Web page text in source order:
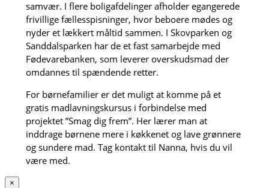
samvær. I flere boligafdelinger afholder egangerede
frivillige fællesspisninger, hvor beboere mødes og
nyder et lækkert måltid sammen. I Skovparken og
Sanddalsparken har de et fast samarbejde med
Fødevarebanken, som leverer overskudsmad der
omdannes til spændende retter.
For børnefamilier er det muligt at komme på et
gratis madlavningskursus i forbindelse med
projektet ”Smag dig frem”. Her lærer man at
inddrage børnene mere i køkkenet og lave grønnere
og sundere mad. Tag kontakt til Nanna, hvis du vil
være med.
×